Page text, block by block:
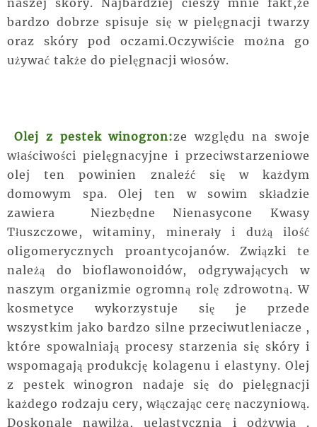
naszej skóry. Najbardziej cieszy mnie fakt,że
bardzo dobrze spisuje się w pielęgnacji twarzy
oraz skóry pod oczami.Oczywiście można go
używać także do pielęgnacji włosów.
Olej z pestek winogron:ze względu na swoje
właściwości pielęgnacyjne i przeciwstarzeniowe
olej ten powinien znaleźć się w każdym
domowym spa. Olej ten w sowim składzie
zawiera Niezbędne Nienasycone Kwasy
Tłuszczowe, witaminy, minerały i dużą ilość
oligomerycznych proantycojanów. Związki te
należą do bioflawonoidów, odgrywających w
naszym organizmie ogromną rolę zdrowotną. W
kosmetyce wykorzystuje się je przede
wszystkim jako bardzo silne przeciwutleniacze ,
które spowalniają procesy starzenia się skóry i
wspomagają produkcję kolagenu i elastyny. Olej
z pestek winogron nadaje się do pielęgnacji
każdego rodzaju cery, włączając cerę naczyniową.
Doskonale nawilża, uelastycznia i odżywia .